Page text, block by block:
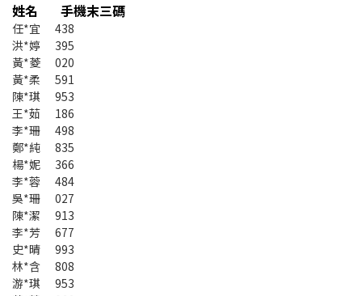
姓名 手機末三碼
任*宜 438
洪*婷 395
黃*菱 020
黃*柔 591
陳*琪 953
王*茹 186
李*珊 498
鄭*純 835
楊*妮 366
李*蓉 484
吳*珊 027
陳*潔 913
李*芳 677
史*晴 993
林*含 808
游*琪 953